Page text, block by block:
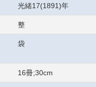
光緒17(1891)年
整
袋
16冊;30cm